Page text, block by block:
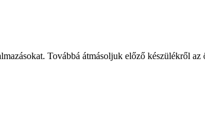
Továbbá átmásoljuk előző készülékről az